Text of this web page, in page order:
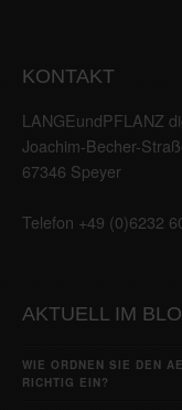
KONTAKT
LANGEundPFLANZ
Joachim-Becher-
67346 Speyer
Telefon +49 (0)6232
AKTUELL IM
WIE ORDNEN SIE DEN
RICHTIG EIN?